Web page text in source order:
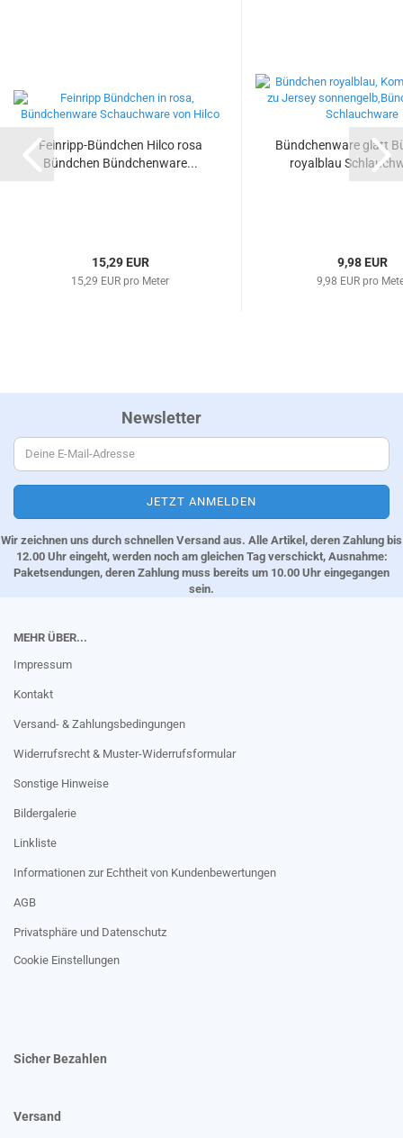
Feinripp-Bündchen Hilco rosa
Bündchen Bündchenware...
15,29 EUR
15,29 EUR pro Meter
Bündchenware glatt
royalblau
9,98 EUR
9,98 EUR pro
Newsletter
Wir zeichnen uns durch schnellen Versand aus. Alle Artikel, deren Zahlung bis
12.00 Uhr eingeht, werden noch am gleichen Tag verschickt, Ausnahme:
Paketsendungen, deren Zahlung muss bereits um 10.00 Uhr eingegangen
sein.
MEHR ÜBER...
Impressum
Kontakt
Versand- & Zahlungsbedingungen
Widerrufsrecht & Muster-Widerrufsformular
Sonstige Hinweise
Bildergalerie
Linkliste
Informationen zur Echtheit von Kundenbewertungen
AGB
Privatsphäre und Datenschutz
Cookie Einstellungen
Sicher Bezahlen
Versand